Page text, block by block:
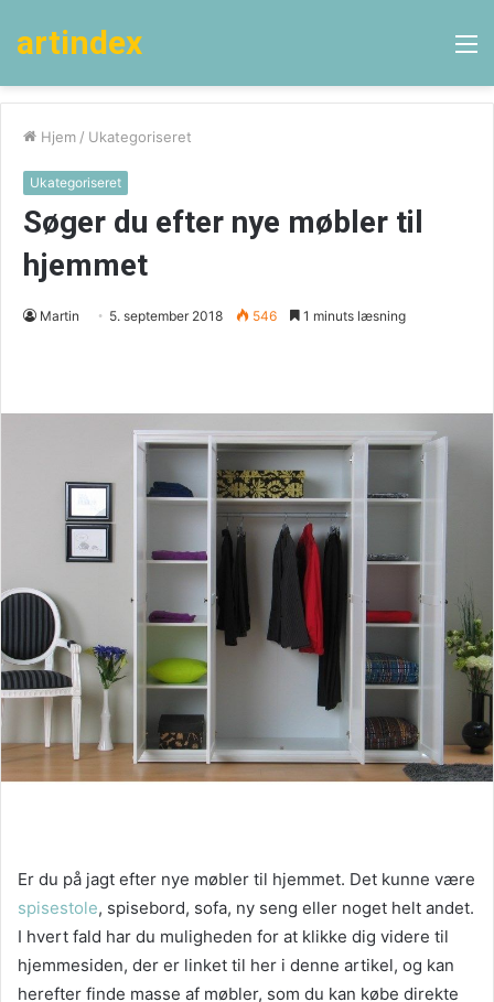
artindex
Hjem / Ukategoriseret
Ukategoriseret
Søger du efter nye møbler til
hjemmet
Martin 5. september 2018 546 1 minuts læsning
Er du på jagt efter nye møbler til hjemmet. Det kunne være
spisestole, spisebord, sofa, ny seng eller noget helt andet.
I hvert fald har du muligheden for at klikke dig videre til
hjemmesiden, der er linket til her i denne artikel, og kan
herefter finde masse af møbler, som du kan købe direkte